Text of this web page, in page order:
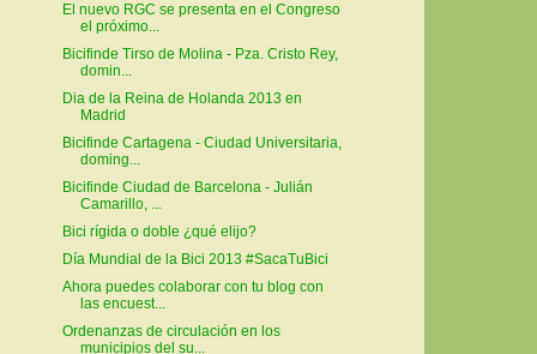
El nuevo RGC se presenta en el Congreso
el próximo...
Bicifinde Tirso de Molina - Pza. Cristo Rey,
domin...
Dia de la Reina de Holanda 2013 en
Madrid
Bicifinde Cartagena - Ciudad Universitaria,
doming...
Bicifinde Ciudad de Barcelona - Julián
Camarillo, ...
Bici rígida o doble ¿qué elijo?
Día Mundial de la Bici 2013 #SacaTuBici
Ahora puedes colaborar con tu blog con
las encuest...
Ordenanzas de circulación en los
municipios del su...